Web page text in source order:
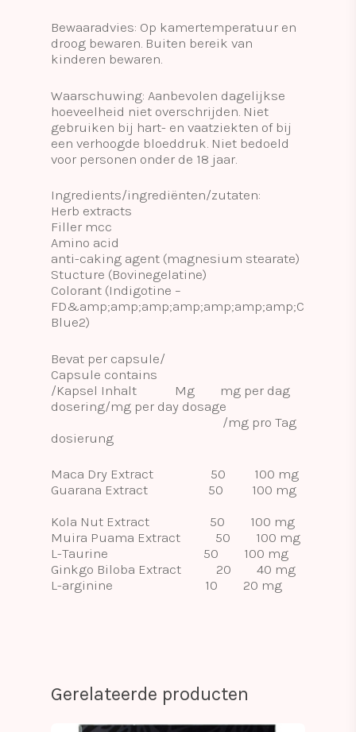
Bewaaradvies: Op kamertemperatuur en
droog bewaren. Buiten bereik van
kinderen bewaren.
Waarschuwing: Aanbevolen dagelijkse
hoeveelheid niet overschrijden. Niet
gebruiken bij hart- en vaatziekten of bij
een verhoogde bloeddruk. Niet bedoeld
voor personen onder de 18 jaar.
Ingredients/ingrediënten/zutaten:
Herb extracts
Filler mcc
Amino acid
anti-caking agent (magnesium stearate)
Stucture (Bovinegelatine)
Colorant (Indigotine –
FD&amp;amp;amp;amp;amp;amp;amp;C
Blue2)
Bevat per capsule/
Capsule contains
/Kapsel Inhalt Mg mg per dag
dosering/mg per day dosage
/mg pro Tag
dosierung
Maca Dry Extract 50 100 mg
Guarana Extract 50 100 mg
Kola Nut Extract 50 100 mg
Muira Puama Extract 50 100 mg
L-Taurine 50 100 mg
Ginkgo Biloba Extract 20 40 mg
L-arginine 10 20 mg
Gerelateerde producten